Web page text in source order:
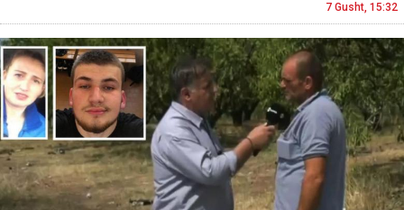
7 Gusht, 15:32